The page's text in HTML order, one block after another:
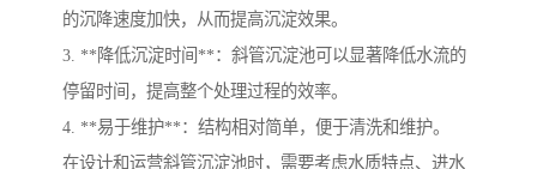
的沉降速度加快，从而提高沉淀效果。
3. **降低沉淀时间**：斜管沉淀池可以显著降低水流的
停留时间，提高整个处理过程的效率。
4. **易于维护**：结构相对简单，便于清洗和维护。
在设计和运营斜管沉淀池时，需要考虑水质特点、进水